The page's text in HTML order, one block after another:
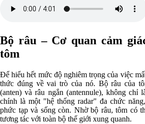
Bộ râu – Cơ quan cảm
tôm
Để hiểu hết mức độ nghiêm trọng của việc
thức đúng về vai trò của nó. Bộ râu của
(anten) và râu ngắn (antennule), không chỉ
chính là một "hệ thống radar" đa chức
phức tạp và sống còn. Nhờ bộ râu, tôm có
tương tác với toàn bộ thế giới xung quanh.